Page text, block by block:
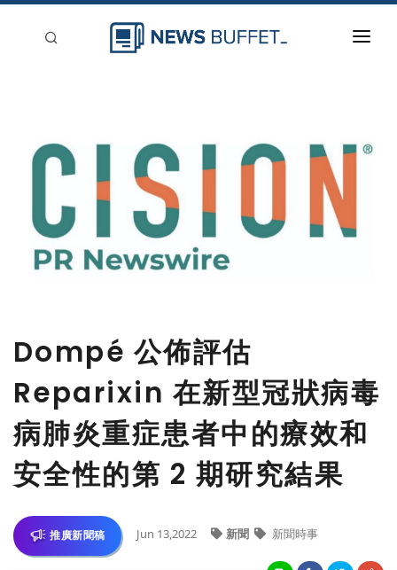
登入
Dompé 公佈評估
Reparixin 在新型冠狀病毒
病肺炎重症患者中的療效和
安全性的第 2 期研究結果
推廣新聞稿 Jun 13,2022 新聞 新聞時事